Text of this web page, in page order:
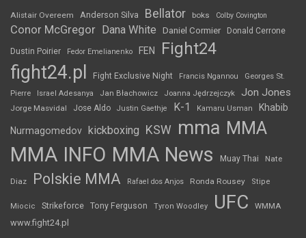
Alistair Overeem Anderson Silva Bellator boks Colby Covington
Conor McGregor Dana White Daniel Cormier Donald Cerrone
Dustin Poirier Fedor Emelianenko FEN Fight24
fight24.pl Fight Exclusive Night Francis Ngannou
Georges St.
Pierre
Israel Adesanya Jan Błachowicz Joanna Jędrzejczyk Jon Jones
Jorge Masvidal Jose Aldo Justin Gaethje K-1 Kamaru Usman Khabib
Nurmagomedov kickboxing KSW mma MMA
MMA INFO MMA News Muay Thai Nate
Diaz Polskie MMA Rafael dos Anjos Ronda Rousey Stipe
Miocic Strikeforce Tony Ferguson Tyron Woodley UFC WMMA
www.fight24.pl